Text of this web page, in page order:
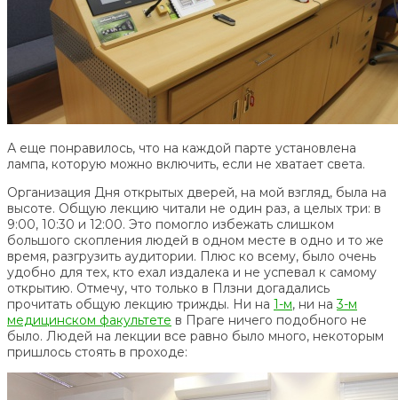
А еще понравилось, что на каждой парте установлена
лампа, которую можно включить, если не хватает света.
Организация Дня открытых дверей, на мой взгляд, была на
высоте. Общую лекцию читали не один раз, а целых три: в
9:00, 10:30 и 12:00. Это помогло избежать слишком
большого скопления людей в одном месте в одно и то же
время, разгрузить аудитории. Плюс ко всему, было очень
удобно для тех, кто ехал издалека и не успевал к самому
открытию. Отмечу, что только в Плзни догадались
прочитать общую лекцию трижды. Ни на 1-м, ни на3-м
медицинском факультете в Праге ничего подобного не
было. Людей на лекции все равно было много, некоторым
пришлось стоять в проходе: